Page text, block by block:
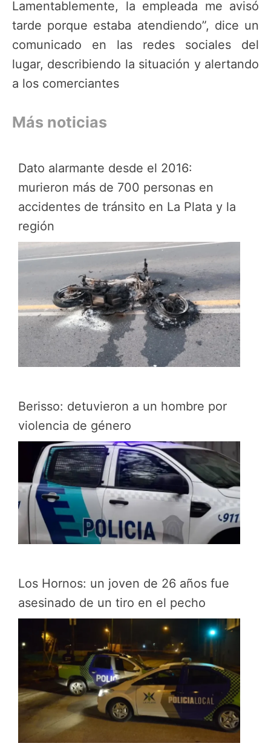
Lamentablemente, la empleada me avisó
tarde porque estaba atendiendo”, dice un
comunicado en las redes sociales del
lugar, describiendo la situación y alertando
a los comerciantes
Más noticias
Dato alarmante desde el 2016:
murieron más de 700 personas en
accidentes de tránsito en La Plata y la
región
Berisso: detuvieron a un hombre por
violencia de género
Los Hornos: un joven de 26 años fue
asesinado de un tiro en el pecho